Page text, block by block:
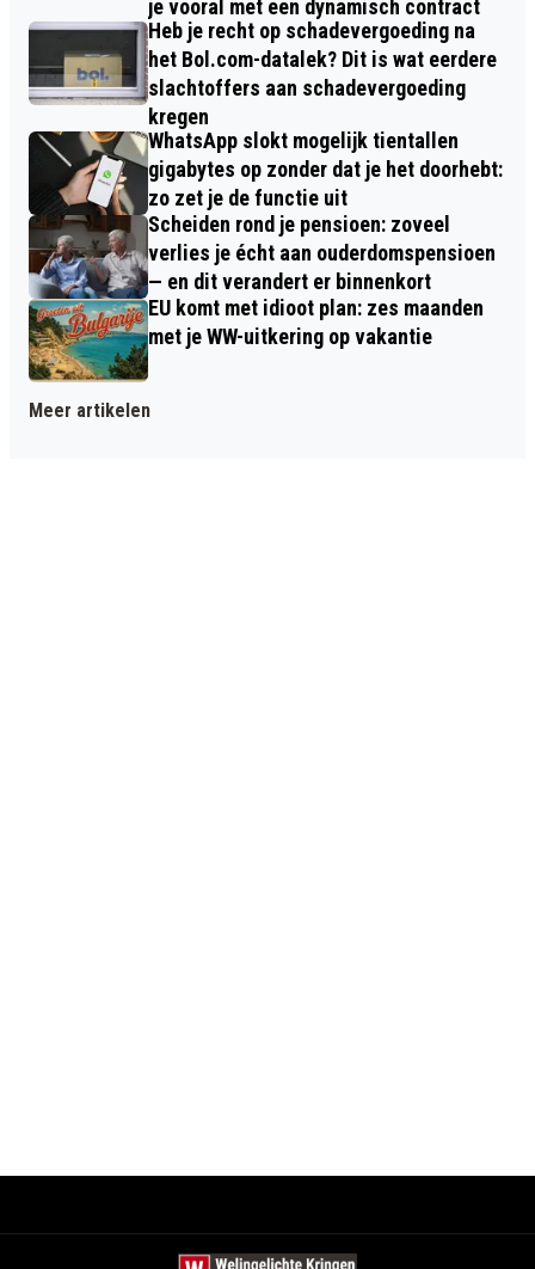
je vooral met een dynamisch contract
Heb je recht op schadevergoeding na
het Bol.com-datalek? Dit is wat eerdere
slachtoffers aan schadevergoeding
kregen
WhatsApp slokt mogelijk tientallen
gigabytes op zonder dat je het doorhebt:
zo zet je de functie uit
Scheiden rond je pensioen: zoveel
verlies je écht aan ouderdomspensioen
— en dit verandert er binnenkort
EU komt met idioot plan: zes maanden
met je WW-uitkering op vakantie
Meer artikelen